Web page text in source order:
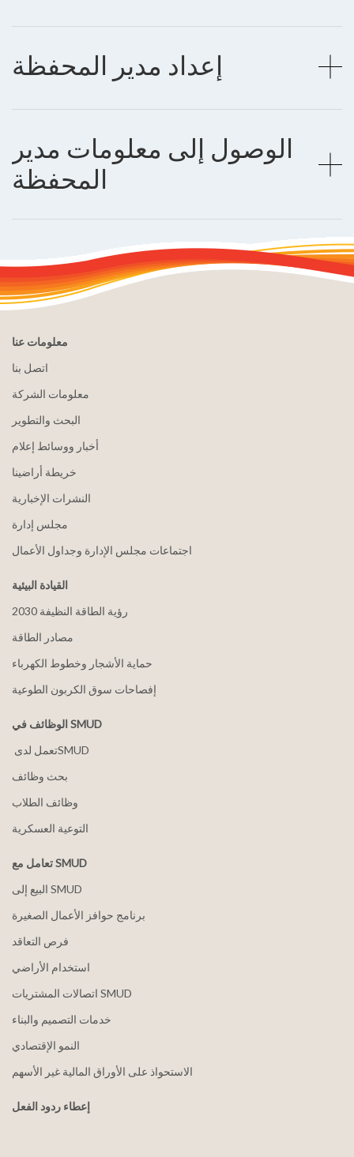
إعداد مدير المحفظة
الوصول إلى معلومات مدير
المحفظة
معلومات عنا
اتصل بنا
معلومات الشركة
البحث والتطوير
أخبار ووسائط إعلام
خريطة أراضينا
النشرات الإخبارية
مجلس إدارة
اجتماعات مجلس الإدارة وجداول الأعمال
القيادة البيئية
2030 رؤية الطاقة النظيفة
مصادر الطاقة
حماية الأشجار وخطوط الكهرباء
إفصاحات سوق الكربون الطوعية
الوظائف في SMUD
بحث وظائف
وظائف الطلاب
التوعية العسكرية
تعامل مع SMUD
البيع إلى SMUD
برنامج حوافز الأعمال الصغيرة
فرص التعاقد
استخدام الأراضي
اتصالات المشتريات SMUD
خدمات التصميم والبناء
النمو الإقتصادي
الاستحواذ على الأوراق المالية غير الأسهم
إعطاء ردود الفعل